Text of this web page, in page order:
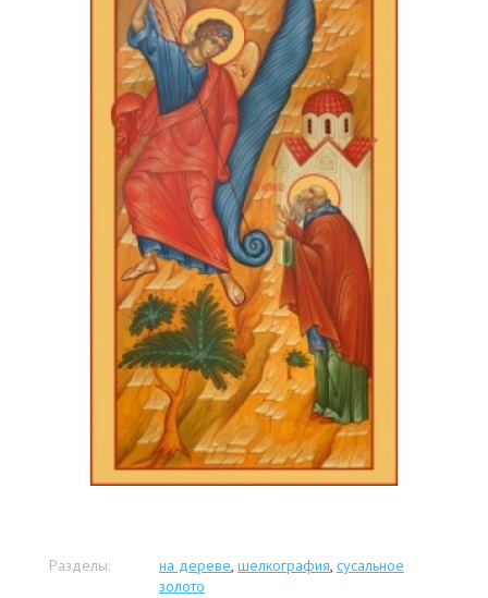
Разделы: на дереве, шелкография, сусальное
золото